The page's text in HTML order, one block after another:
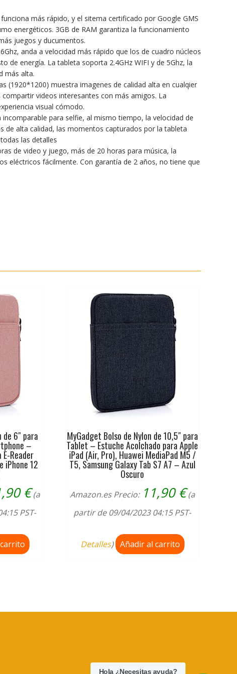
más rápido, y el sitema certificado por Google GMS
energéticos. 3GB de RAM garantiza la funcionamiento
juegos y ducumentos.
anda a velocidad más rápido que los de cuadro núcleos
de energía. La tableta soporta 2.4GHz WIFI y de 5Ghz, la
más alta.
(1920*1200) muestra imagenes de calidad alta en cualqier
videos interesantes con más amigos. La
visual cómodo.
para selfie, al mismo tiempo, la velocidad de
de alta calidad, las momentos capturados por la tableta
las detalles
de video y juego, más de 20 horas para música, la
eléctricos fácilmente. Con garantía de 2 años, no tiene que
de 6″ para
–
Reader
iPhone 12
€(a
PST-
MyGadget Bolso de Nylon de 10,5″ para
Tablet – Estuche Acolchado para Apple
iPad (Air, Pro), Huawei MediaPad M5 /
T5, Samsung Galaxy Tab S7 A7 – Azul
Oscuro
Amazon.es Precio: 11,90€(a
partir de 09/04/2023 04:15 PST-
Detalles) Añadir al carrito
Hola ¿Necesitas ayuda?